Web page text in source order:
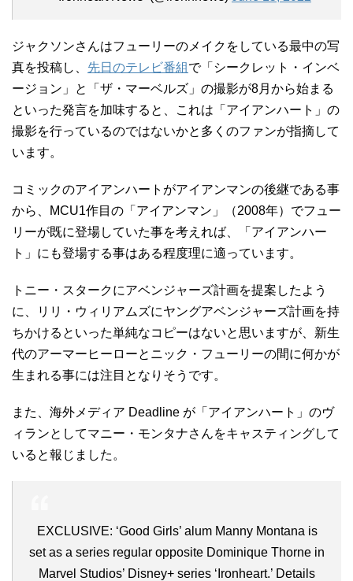
ジャクソンさんはフューリーのメイクをしている最中の写
真を投稿し、 先日のテレビ番組 で「シークレット・インベ
ージョン」と「ザ・マーベルズ」の撮影が8月から始まる
といった発言を加味すると、これは「アイアンハート」の
撮影を行っているのではないかと多くのファンが指摘して
います。
コミックのアイアンハートがアイアンマンの後継である事
から、MCU1作目の「アイアンマン」（2008年）でフュー
リーが既に登場していた事を考えれば、「アイアンハー
ト」にも登場する事はある程度理に適っています。
トニー・スタークにアベンジャーズ計画を提案したよう
に、リリ・ウィリアムズにヤングアベンジャーズ計画を持
ちかけるといった単純なコピーはないと思いますが、新生
代のアーマーヒーローとニック・フューリーの間に何かが
生まれる事には注目となりそうです。
また、海外メディア Deadline が「アイアンハート」のヴ
ィランとしてマニー・モンタナさんをキャスティングして
いると報じました。
EXCLUSIVE: ‘Good Girls’ alum Manny Montana is
set as a series regular opposite Dominique Thorne in
Marvel Studios’ Disney+ series ‘Ironheart.’ Details